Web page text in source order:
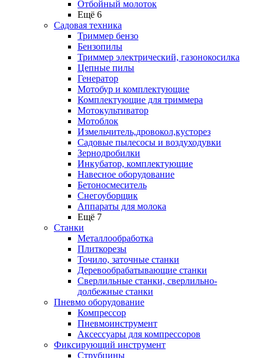
Отбойный молоток
Ещё 6
Садовая техника
Триммер бензо
Бензопилы
Триммер электрический, газонокосилка
Цепные пилы
Генератор
Мотобур и комплектующие
Комплектующие для триммера
Мотокультиватор
Мотоблок
Измельчитель,дровокол,кусторез
Садовые пылесосы и воздуходувки
Зернодробилки
Инкубатор, комплектующие
Навесное оборудование
Бетоносмеситель
Снегоуборщик
Аппараты для молока
Ещё 7
Станки
Металлообработка
Плиткорезы
Точило, заточные станки
Деревообрабатывающие станки
Сверлильные станки, сверлильно-
долбежные станки
Пневмо оборудование
Компрессор
Пневмоинструмент
Аксессуары для компрессоров
Фиксирующий инструмент
Струбцины